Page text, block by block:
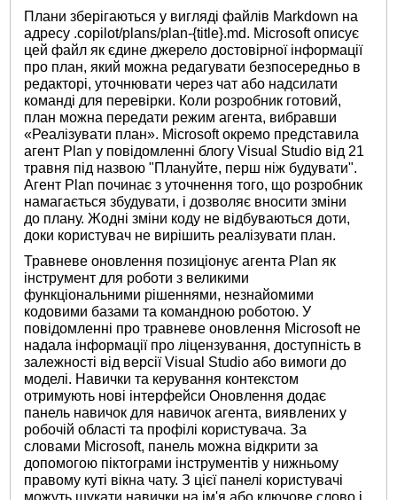
Плани зберігаються у вигляді файлів Markdown на
адресу .copilot/plans/plan-{title}.md. Microsoft описує
цей файл як єдине джерело достовірної інформації
про план, який можна редагувати безпосередньо в
редакторі, уточнювати через чат або надсилати
команді для перевірки. Коли розробник готовий,
план можна передати режим агента, вибравши
«Реалізувати план». Microsoft окремо представила
агент Plan у повідомленні блогу Visual Studio від 21
травня під назвою "Плануйте, перш ніж будувати".
Агент Plan починає з уточнення того, що розробник
намагається збудувати, і дозволяє вносити зміни
до плану. Жодні зміни коду не відбуваються доти,
доки користувач не вирішить реалізувати план.
Травневе оновлення позиціонує агента Plan як
інструмент для роботи з великими
функціональними рішеннями, незнайомими
кодовими базами та командною роботою. У
повідомленні про травневе оновлення Microsoft не
надала інформації про ліцензування, доступність в
залежності від версії Visual Studio або вимоги до
моделі. Навички та керування контекстом
отримують нові інтерфейси Оновлення додає
панель навичок для навичок агента, виявлених у
робочій області та профілі користувача. За
словами Microsoft, панель можна відкрити за
допомогою піктограми інструментів у нижньому
правому куті вікна чату. З цієї панелі користувачі
можуть шукати навички на ім'я або ключове слово і